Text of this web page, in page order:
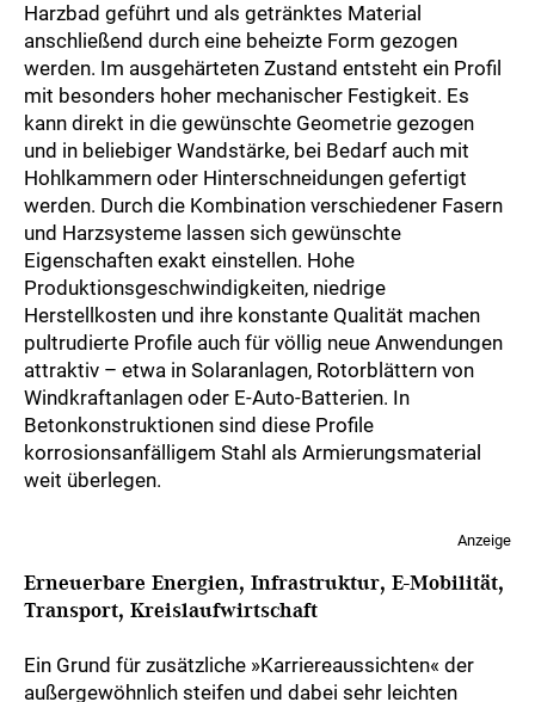
Harzbad geführt und als getränktes Material
anschließend durch eine beheizte Form gezogen
werden. Im ausgehärteten Zustand entsteht ein Profil
mit besonders hoher mechanischer Festigkeit. Es
kann direkt in die gewünschte Geometrie gezogen
und in beliebiger Wandstärke, bei Bedarf auch mit
Hohlkammern oder Hinterschneidungen gefertigt
werden. Durch die Kombination verschiedener Fasern
und Harzsysteme lassen sich gewünschte
Eigenschaften exakt einstellen. Hohe
Produktionsgeschwindigkeiten, niedrige
Herstellkosten und ihre konstante Qualität machen
pultrudierte Profile auch für völlig neue Anwendungen
attraktiv – etwa in Solaranlagen, Rotorblättern von
Windkraftanlagen oder E-Auto-Batterien. In
Betonkonstruktionen sind diese Profile
korrosionsanfälligem Stahl als Armierungsmaterial
weit überlegen.
Anzeige
Erneuerbare Energien, Infrastruktur, E-Mobilität,
Transport, Kreislaufwirtschaft
Ein Grund für zusätzliche »Karriereaussichten« der
außergewöhnlich steifen und dabei sehr leichten